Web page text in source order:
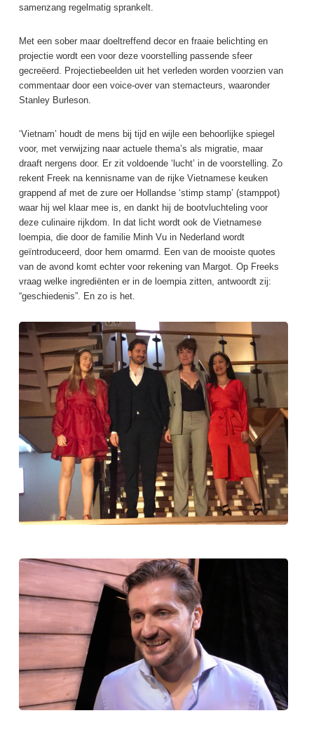
samenzang regelmatig sprankelt.
Met een sober maar doeltreffend decor en fraaie belichting en
projectie wordt een voor deze voorstelling passende sfeer
gecreëerd. Projectiebeelden uit het verleden worden voorzien van
commentaar door een voice-over van stemacteurs, waaronder
Stanley Burleson.
‘Vietnam’ houdt de mens bij tijd en wijle een behoorlijke spiegel
voor, met verwijzing naar actuele thema’s als migratie, maar
draaft nergens door. Er zit voldoende ‘lucht’ in de voorstelling. Zo
rekent Freek na kennisname van de rijke Vietnamese keuken
grappend af met de zure oer Hollandse ‘stimp stamp’ (stamppot)
waar hij wel klaar mee is, en dankt hij de bootvluchteling voor
deze culinaire rijkdom. In dat licht wordt ook de Vietnamese
loempia, die door de familie Minh Vu in Nederland wordt
geïntroduceerd, door hem omarmd. Een van de mooiste quotes
van de avond komt echter voor rekening van Margot. Op Freeks
vraag welke ingrediënten er in de loempia zitten, antwoordt zij:
“geschiedenis”. En zo is het.